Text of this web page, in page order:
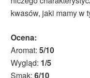
kwasów, jaki mamy w
Ocena:
Aromat:5/10
Wygląd: 1/5
Smak:6/10